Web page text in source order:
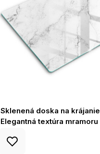
Sklenená doska na krájanie
Elegantná textúra mramoru